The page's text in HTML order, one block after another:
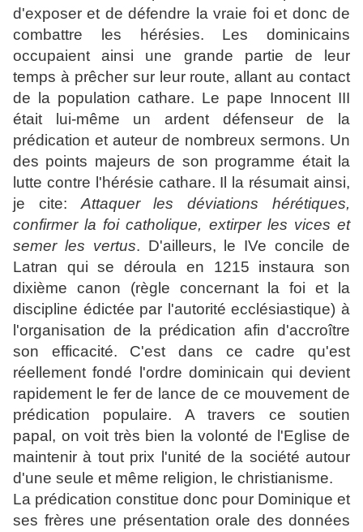
d'exposer et de défendre la vraie foi et donc de
combattre les hérésies. Les dominicains
occupaient ainsi une grande partie de leur
temps à prêcher sur leur route, allant au contact
de la population cathare. Le pape Innocent III
était lui-même un ardent défenseur de la
prédication et auteur de nombreux sermons. Un
des points majeurs de son programme était la
lutte contre l'hérésie cathare. Il la résumait ainsi,
je cite: Attaquer les déviations hérétiques,
confirmer la foi catholique, extirper les vices et
semer les vertus. D'ailleurs, le IVe concile de
Latran qui se déroula en 1215 instaura son
dixième canon (règle concernant la foi et la
discipline édictée par l'autorité ecclésiastique) à
l'organisation de la prédication afin d'accroître
son efficacité. C'est dans ce cadre qu'est
réellement fondé l'ordre dominicain qui devient
rapidement le fer de lance de ce mouvement de
prédication populaire. A travers ce soutien
papal, on voit très bien la volonté de l'Eglise de
maintenir à tout prix l'unité de la société autour
d'une seule et même religion, le christianisme.
La prédication constitue donc pour Dominique et
ses frères une présentation orale des données